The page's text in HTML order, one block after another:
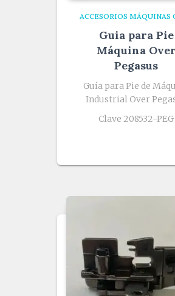
ACCESORIOS MÁQUINAS
Guia para Pie
Máquina Over
Pegasus
Guía para Pie de
Industrial Over
Clave 208532-PEG